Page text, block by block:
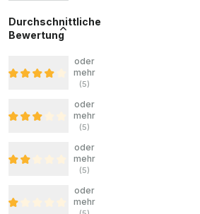
Durchschnittliche
Bewertung
oder
mehr
(5)
oder
mehr
(5)
oder
mehr
(5)
oder
mehr